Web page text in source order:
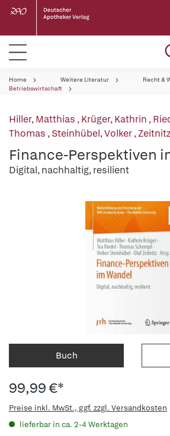
Home Weitere Literatur
Recht &
Betriebswirtschaft
Hiller, Matthias ,Krüger, Kathrin ,
Thomas ,Steinhübel, Volker,
Finance-Perspektiven
Digital, nachhaltig, resilient
Buch
99,99 €*
Preise inkl. MwSt., ggf. zzgl. Versandkosten
lieferbar in ca. 2-4 Werktagen